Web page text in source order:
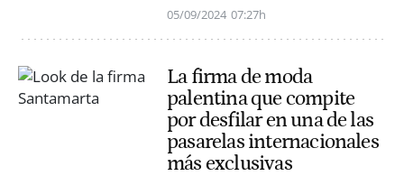
05/09/2024 07:27h
La firma de moda
palentina que compite
por desfilar en una de las
pasarelas internacionales
más exclusivas